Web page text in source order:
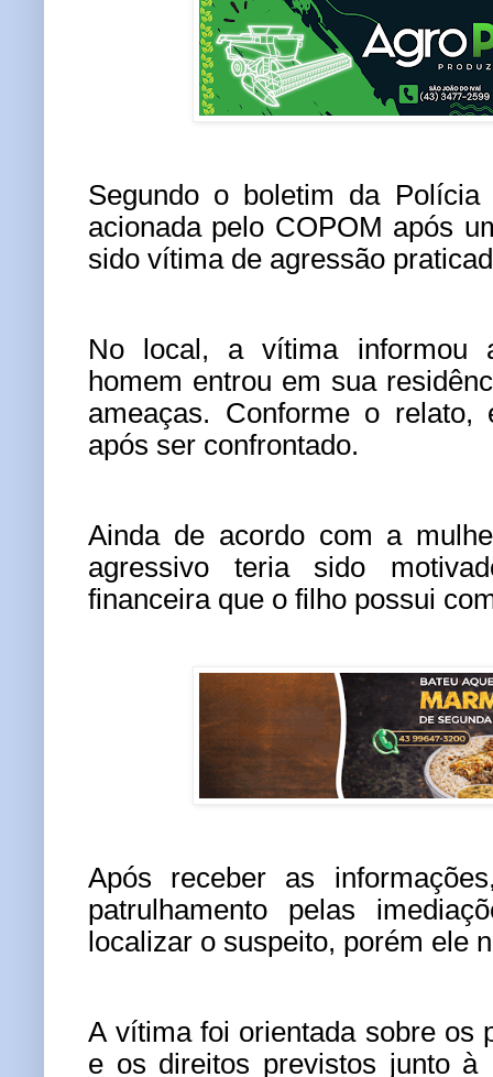
Segundo o boletim da
acionada pelo COPOM após
sido vítima de agressão
No local, a vítima informou
homem entrou em sua
ameaças. Conforme o
após ser confrontado.
Ainda de acordo com a
agressivo teria sido
financeira que o filho possui
Após receber as
patrulhamento pelas
localizar o suspeito, porém ele
A vítima foi orientada sobre os
e os direitos previstos junto à